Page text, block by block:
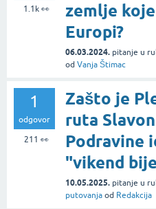
1.1k👀
zemlje
Europi?
06.03.2024. pitanje u
od Vanja Štimac
1
odgovor
211 👀
Zašto je
ruta
Podravine
"vikend
10.05.2025. pitanje u
putovanja od Redakcija